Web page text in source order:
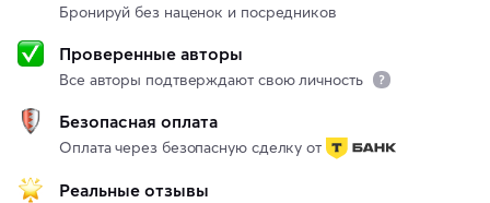
Бронируй без наценок и посредников
Проверенные авторы
Все авторы подтверждают свою личность
Безопасная оплата
Оплата через безопасную сделку от
Реальные отзывы